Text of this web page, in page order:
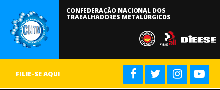
CONFEDERAÇÃO NACIONAL DOS
TRABALHADORES METALÚRGICOS
FILIE-SE AQUI